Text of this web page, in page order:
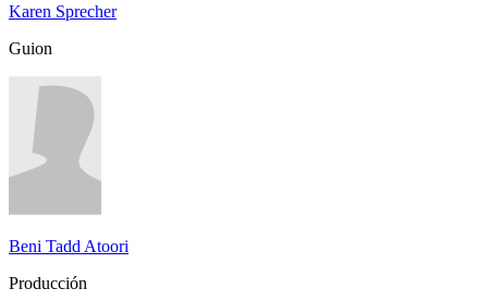
Karen Sprecher
Guion
Beni Tadd Atoori
Producción